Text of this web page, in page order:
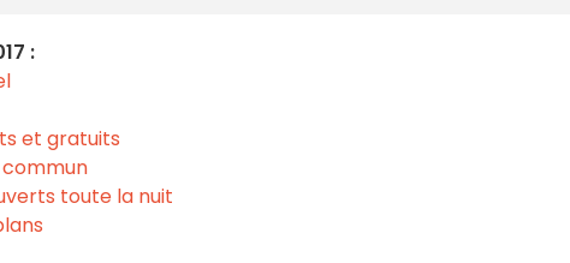
:
et gratuits
commun
toute la nuit